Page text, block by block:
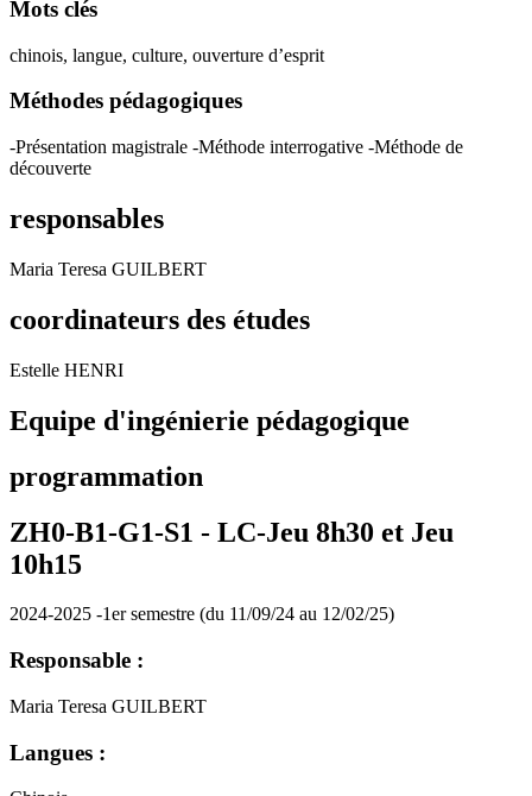
Mots clés
chinois, langue, culture, ouverture d’esprit
Méthodes pédagogiques
-Présentation magistrale -Méthode interrogative -Méthode de
découverte
responsables
Maria Teresa GUILBERT
coordinateurs des études
Estelle HENRI
Equipe d'ingénierie pédagogique
programmation
ZH0-B1-G1-S1 - LC-Jeu 8h30 et Jeu
10h15
2024-2025 -1er semestre (du 11/09/24 au 12/02/25)
Responsable :
Maria Teresa GUILBERT
Langues :